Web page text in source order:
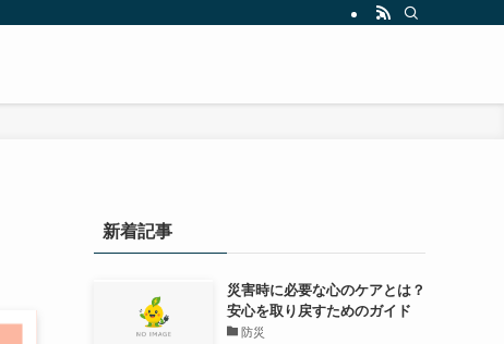
新着記事
災害時に必要な心のケアとは？
安心を取り戻すためのガイド
防災